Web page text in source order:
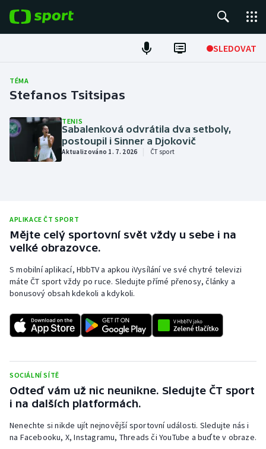
SLEDOVAT
Fotbal
Tenis
Atletika
DALŠÍ SPORTY
Americký fotbal
Baseball a softbal
Biatlon
Boby a skeleton
Box
NEPŘEHLÉDNĚTE
Soutěže
Aplikace ČT sport
AZ kvíz
TÉMA
Stefanos Tsitsipas
TENIS
Sabalenková odvrátila dva setboly,
postoupil i Sinner a Djokovič
Aktualizováno 1. 7. 2026 ČT sport
APLIKACE ČT SPORT
Mějte celý sportovní svět vždy u sebe i na
velké obrazovce.
S mobilní aplikací, HbbTV a apkou iVysílání ve své chytré televizi
máte ČT sport vždy po ruce. Sledujte přímé přenosy, články a
bonusový obsah kdekoli a kdykoli.
SOCIÁLNÍ SÍTĚ
Odteď vám už nic neunikne. Sledujte ČT sport
i na dalších platformách.
Nenechte si nikde ujít nejnovější sportovní události. Sledujte nás i
na Facebooku, X, Instagramu, Threads či YouTube a buďte v obraze.